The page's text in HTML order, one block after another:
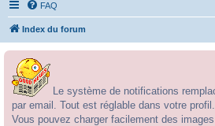
FAQ
Index du forum
Le système de notifications
par email. Tout est réglable dans votre profil.
Vous pouvez charger facilement des